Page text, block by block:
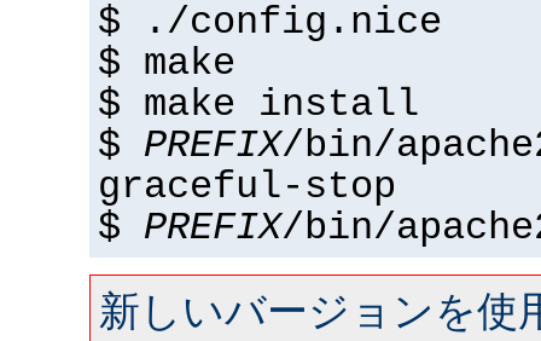
$ ./config.nice
$ make
$ make install
$ PREFIX/bin/
graceful-stop
$ PREFIX/bin/
新しいバージョンを使